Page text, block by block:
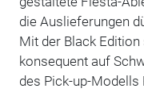
die Auslieferungen
Mit der Black
konsequent auf
des Pick-up-Modells